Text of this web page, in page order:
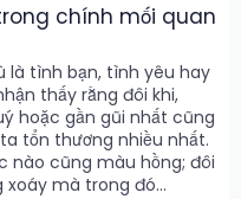
chính mối quan
là tình bạn, tình yêu hay
thấy rằng đôi khi,
hoặc gần gũi nhất cũng
tổn thương nhiều nhất.
nào cũng màu hồng; đôi
mà trong đó...